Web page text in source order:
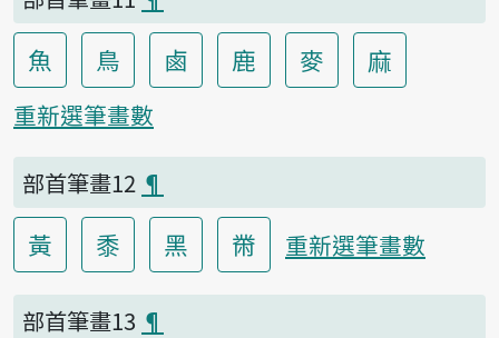
魚 鳥 鹵 鹿 麥 麻
重新選筆畫數
部首筆畫12 ¶
黃 黍 黑 黹 重新選筆畫數
部首筆畫13 ¶